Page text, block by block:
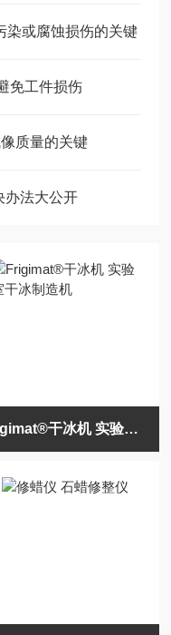
染或腐蚀损伤的关键
免工件损伤
质量的关键
办法大公开
Frigimat®干冰机 实验室干冰制造机